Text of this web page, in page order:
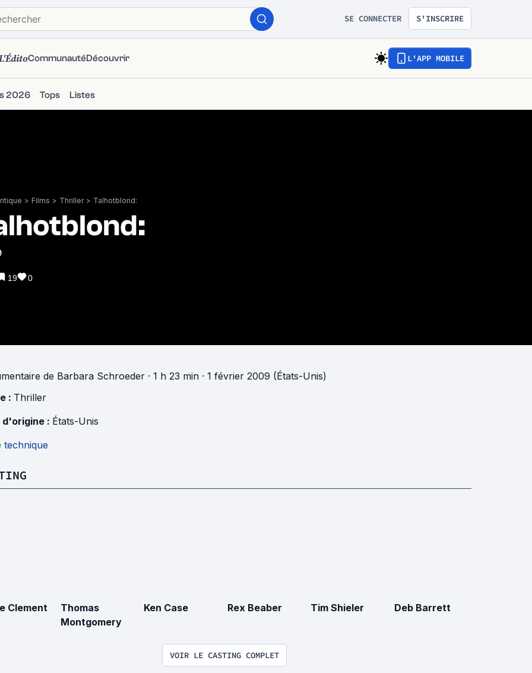
SE CONNECTER S'INSCRIRE
CommunautéDécouvrir L'APP MOBILE
2026 Tops Listes
> Films > Thriller > Talhotblond:
19 0
de Barbara Schroeder · 1 h 23 min · 1 février 2009 (États-Unis)
: Thriller
d'origine : États-Unis
technique
Clement
Thomas
Montgomery
Ken Case Rex Beaber Tim Shieler Deb Barrett
VOIR LE CASTING COMPLET